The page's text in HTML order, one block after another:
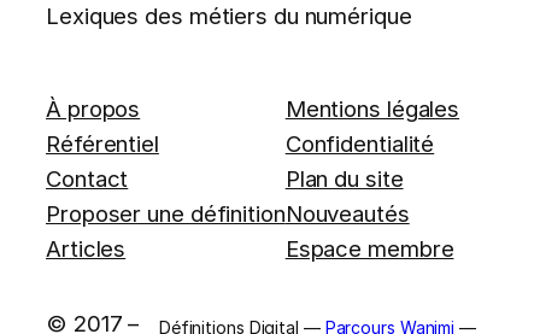
Lexiques des métiers du numérique
À propos
Référentiel
Contact
Proposer une définition
Articles
Mentions légales
Confidentialité
Plan du site
Nouveautés
Espace membre
© 2017 – Définitions Digital — Parcours Wanimi —